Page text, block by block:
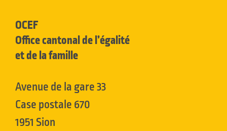
OCEF
Office cantonal de l’égalité
et de la famille
Avenue de la gare 33
Case postale 670
1951 Sion